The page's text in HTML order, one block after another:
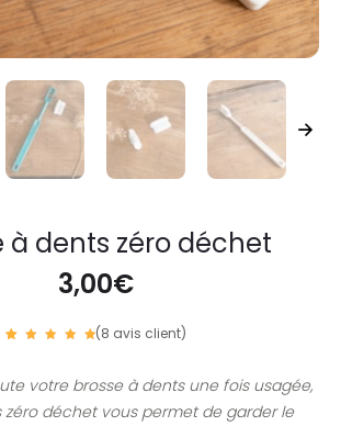
à dents zéro déchet
3,00€
basé
sur
notatio
ns
(8 avis client)
votre brosse à dents une fois usagée,
zéro déchet vous permet de garder le